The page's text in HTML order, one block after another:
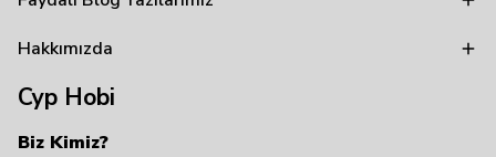
Hakkımızda
Cyp Hobi
Biz Kimiz?